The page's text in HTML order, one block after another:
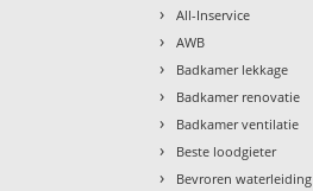
› All-Inservice
› AWB
› Badkamer lekkage
› Badkamer renovatie
› Badkamer ventilatie
› Beste loodgieter
› Bevroren waterleiding